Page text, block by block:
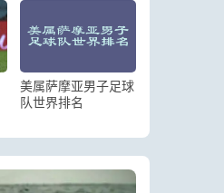
美属萨摩亚男子足球
队世界排名